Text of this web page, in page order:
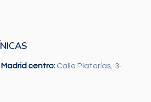
centro: Calle Platerías, 3-